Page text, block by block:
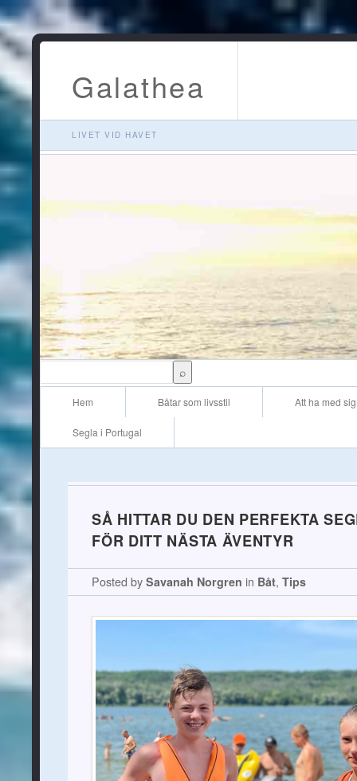
Galathea
LIVET VID HAVET
Skip to content
Hem Båtar som livsstil Att ha med
Segla i Portugal
SÅ HITTAR DU DEN PERFEKTA
FÖR DITT NÄSTA ÄVENTYR
Posted bySavanah Norgren in Båt,Tips